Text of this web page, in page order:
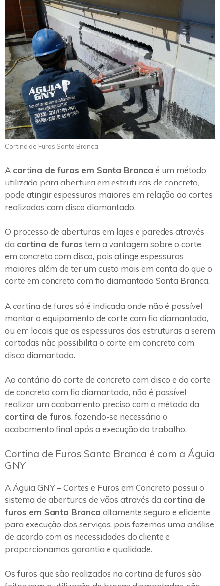
Cortina de Furos Santa Branca
A cortina de furos em Santa Branca é um método
utilizado para abertura em estruturas de concreto,
pode atingir espessuras maiores em relação ao cortes
realizados com disco diamantado.
O processo de aberturas em lajes e paredes através
da cortina de furos tem a vantagem sobre o corte
em concreto com disco, pois atinge espessuras
maiores além de ter um custo mais em conta do que o
corte em concreto com fio diamantado Santa Branca.
A cortina de furos só é indicada onde não é possível
montar o equipamento de corte com fio diamantado,
ou em locais que as espessuras das estruturas a serem
cortadas não possibilita o corte em concreto com
disco diamantado.
Ao contário do corte de concreto com disco e do corte
de concreto com fio diamantado, não é possível
realizar um acabamento preciso com o método da
cortina de furos, fazendo-se necessário o
acabamento final após a execução do trabalho.
Cortina de Furos Santa Branca é com a Águia
GNY
A Águia GNY – Cortes e Furos em Concreto possui o
sistema de aberturas de vãos através da cortina de
furos em Santa Branca altamente seguro e eficiente
para execução dos serviços, pois fazemos uma análise
de acordo com as necessidades do cliente e
proporcionamos garantia e qualidade.
Os furos que são realizados na cortina de furos são